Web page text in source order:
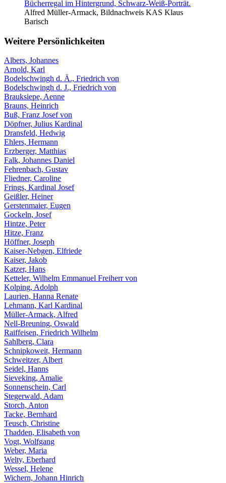
Alfred Müller-Armack, Bildnachweis KAS Klaus
Barisch
Weitere Persönlichkeiten
Albers, Johannes
Arnold, Karl
Bodelschwingh d. Ä., Friedrich von
Bodelschwingh d. J., Friedrich von
Brauksiepe, Aenne
Brauns, Heinrich
Buß, Franz Josef von
Döpfner, Julius Kardinal
Dransfeld, Hedwig
Ehlers, Hermann
Erzberger, Matthias
Falk, Johannes Daniel
Fehrenbach, Gustav
Fliedner, Caroline
Frings, Kardinal Josef
Geißler, Heiner
Gerstenmaier, Eugen
Gockeln, Josef
Hintze, Peter
Hitze, Franz
Höffner, Joseph
Kaiser-Nebgen, Elfriede
Kaiser, Jakob
Katzer, Hans
Ketteler, Wilhelm Emmanuel Freiherr von
Kolping, Adolph
Laurien, Hanna Renate
Lehmann, Karl Kardinal
Müller-Armack, Alfred
Nell-Breuning, Oswald
Raiffeisen, Friedrich Wilhelm
Sahlberg, Clara
Schnipkoweit, Hermann
Schweitzer, Albert
Seidel, Hanns
Sieveking, Amalie
Sonnenschein, Carl
Stegerwald, Adam
Storch, Anton
Tacke, Bernhard
Teusch, Christine
Thadden, Elisabeth von
Vogt, Wolfgang
Weber, Maria
Welty, Eberhard
Wessel, Helene
Wichern, Johann Hinrich